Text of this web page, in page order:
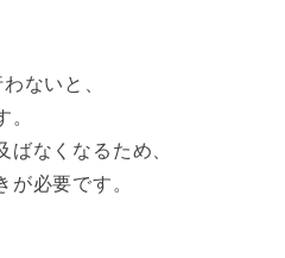
ないと、
なくなるため、
必要です。